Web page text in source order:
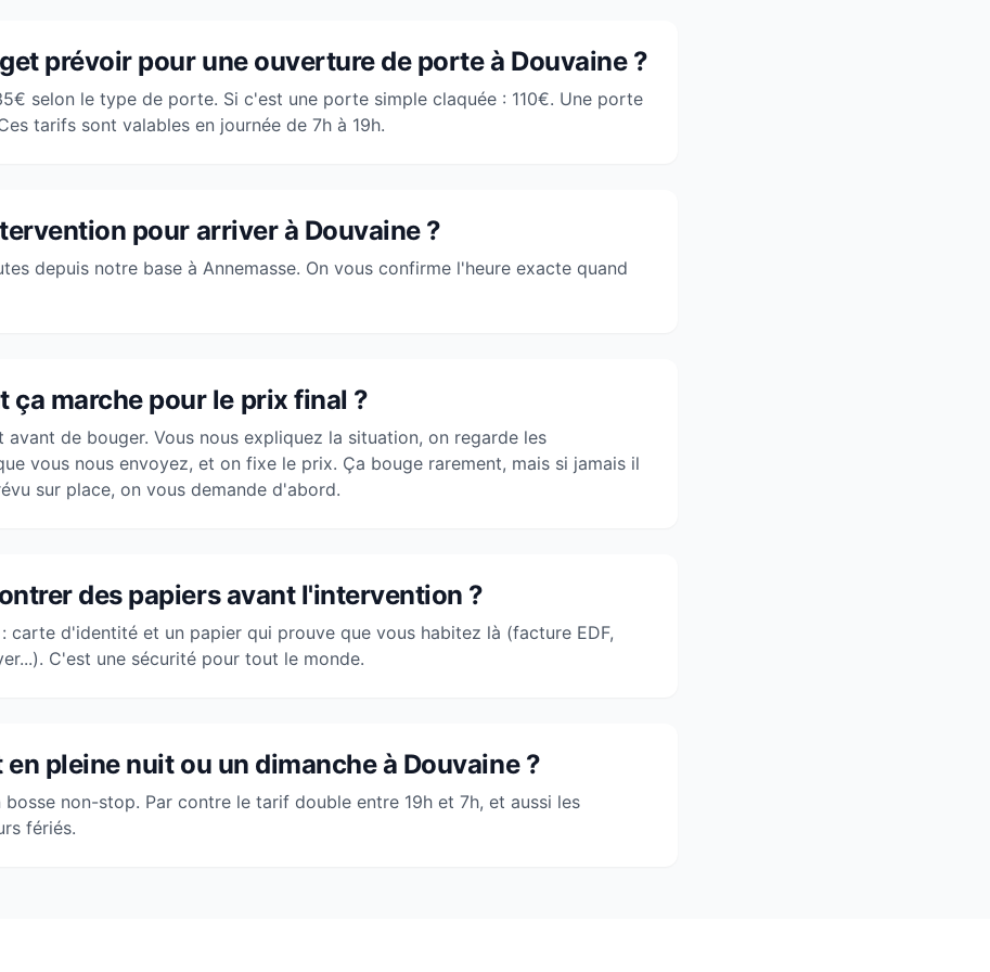
prévoir pour une ouverture de porte à Douvaine ?
selon le type de porte. Si c'est une porte simple claquée : 110€. Une porte
tarifs sont valables en journée de 7h à 19h.
pour arriver à Douvaine ?
depuis notre base à Annemasse. On vous confirme l'heure exacte quand
ça marche pour le prix final ?
avant de bouger. Vous nous expliquez la situation, on regarde les
vous nous envoyez, et on fixe le prix. Ça bouge rarement, mais si jamais il
sur place, on vous demande d'abord.
des papiers avant l'intervention ?
carte d'identité et un papier qui prouve que vous habitez là (facture EDF,
C'est une sécurité pour tout le monde.
en pleine nuit ou un dimanche à Douvaine ?
bosse non-stop. Par contre le tarif double entre 19h et 7h, et aussi les
fériés.